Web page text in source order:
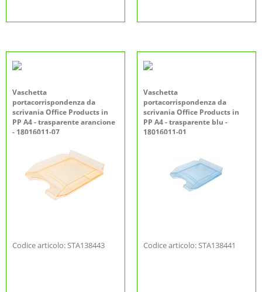
Vaschetta
portacorrispondenza da
scrivania Office Products in
PP A4 - trasparente arancione
- 18016011-07
Codice articolo: STA138443
Vaschetta
portacorrispondenza da
scrivania Office Products in
PP A4 - trasparente blu -
18016011-01
Codice articolo: STA138441